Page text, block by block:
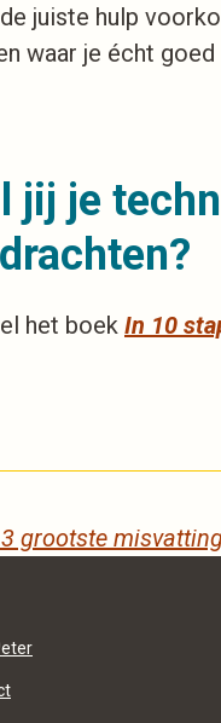
juiste hulp
waar je écht goed
jij je
het boek In 10
grootste